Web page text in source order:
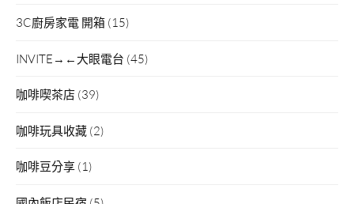
3C廚房家電 開箱 (15)
INVITE→←大眼電台 (45)
咖啡喫茶店 (39)
咖啡玩具收藏 (2)
咖啡豆分享 (1)